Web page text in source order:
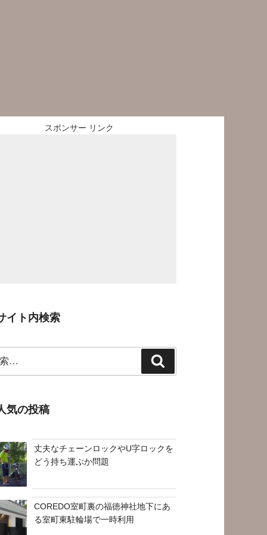
スポンサー リンク
イト内検索
索
気の投稿
丈夫なチェーンロックやU字ロックを
どう持ち運ぶか問題
COREDO室町裏の福徳神社地下にあ
る室町東駐輪場で一時利用